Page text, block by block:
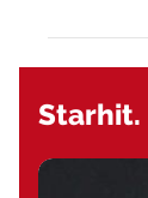
Starhit.